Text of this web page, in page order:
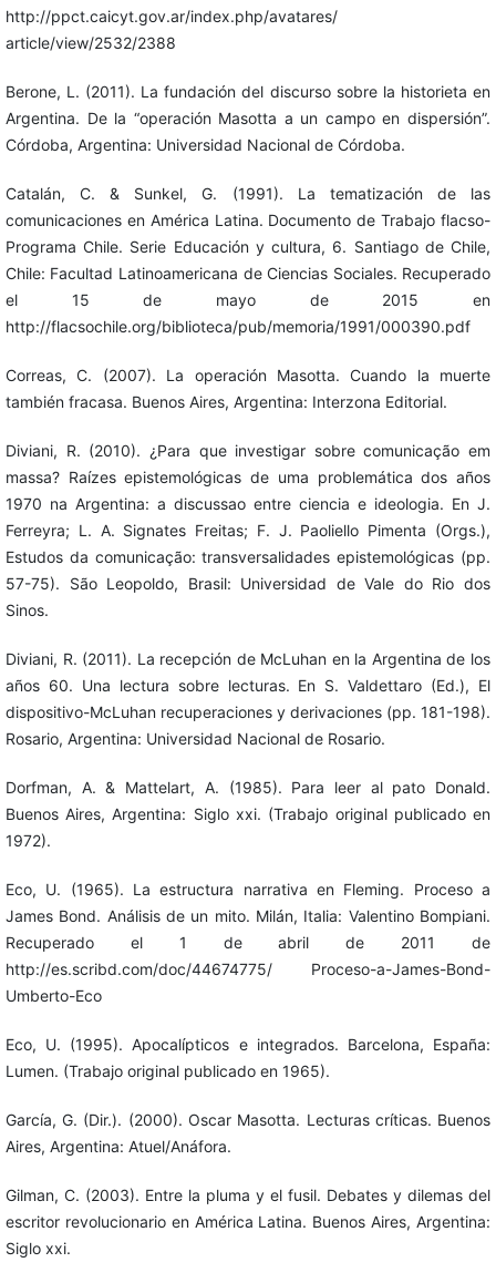
http://ppct.caicyt.gov.ar/index.php/avatares/
article/view/2532/2388
Berone, L. (2011). La fundación del discurso sobre la historieta en
Argentina. De la “operación Masotta a un campo en dispersión”.
Córdoba, Argentina: Universidad Nacional de Córdoba.
Catalán, C. & Sunkel, G. (1991). La tematización de las
comunicaciones en América Latina. Documento de Trabajo flacso-
Programa Chile. Serie Educación y cultura, 6. Santiago de Chile,
Chile: Facultad Latinoamericana de Ciencias Sociales. Recuperado
el 15 de mayo de 2015 en
http://flacsochile.org/biblioteca/pub/memoria/1991/000390.pdf
Correas, C. (2007). La operación Masotta. Cuando la muerte
también fracasa. Buenos Aires, Argentina: Interzona Editorial.
Diviani, R. (2010). ¿Para que investigar sobre comunicação em
massa? Raízes epistemológicas de uma problemática dos años
1970 na Argentina: a discussao entre ciencia e ideologia. En J.
Ferreyra; L. A. Signates Freitas; F. J. Paoliello Pimenta (Orgs.),
Estudos da comunicação: transversalidades epistemológicas (pp.
57-75). São Leopoldo, Brasil: Universidad de Vale do Rio dos
Sinos.
Diviani, R. (2011). La recepción de McLuhan en la Argentina de los
años 60. Una lectura sobre lecturas. En S. Valdettaro (Ed.), El
dispositivo-McLuhan recuperaciones y derivaciones (pp. 181-198).
Rosario, Argentina: Universidad Nacional de Rosario.
Dorfman, A. & Mattelart, A. (1985). Para leer al pato Donald.
Buenos Aires, Argentina: Siglo xxi. (Trabajo original publicado en
1972).
Eco, U. (1965). La estructura narrativa en Fleming. Proceso a
James Bond. Análisis de un mito. Milán, Italia: Valentino Bompiani.
Recuperado el 1 de abril de 2011 de
http://es.scribd.com/doc/44674775/ Proceso-a-James-Bond-
Umberto-Eco
Eco, U. (1995). Apocalípticos e integrados. Barcelona, España:
Lumen. (Trabajo original publicado en 1965).
García, G. (Dir.). (2000). Oscar Masotta. Lecturas críticas. Buenos
Aires, Argentina: Atuel/Anáfora.
Gilman, C. (2003). Entre la pluma y el fusil. Debates y dilemas del
escritor revolucionario en América Latina. Buenos Aires, Argentina:
Siglo xxi.